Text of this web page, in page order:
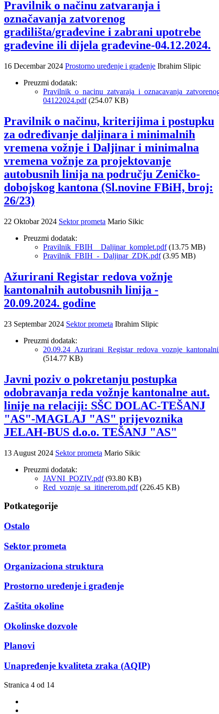
Pravilnik o načinu zatvaranja i
označavanja zatvorenog
gradilišta/građevine i zabrani upotrebe
građevine ili dijela građevine-04.12.2024.
16 Decembar 2024 Prostorno uređenje i građenje Ibrahim Slipic
Preuzmi dodatak:
04122024.pdf(254.07 KB)
Pravilnik o načinu, kriterijima i postupku
za određivanje daljinara i minimalnih
vremena vožnje i Daljinar i minimalna
vremena vožnje za projektovanje
autobusnih linija na području Zeničko-
dobojskog kantona (Sl.novine FBiH, broj:
26/23)
22 Oktobar 2024 Sektor prometa Mario Sikic
Preuzmi dodatak:
Pravilnik_FBIH__Daljinar_komplet.pdf(13.75 MB)
Pravilnik_FBIH_-_Daljinar_ZDK.pdf(3.95 MB)
Ažurirani Registar redova vožnje
kantonalnih autobusnih linija -
20.09.2024. godine
23 Septembar 2024 Sektor prometa Ibrahim Slipic
Preuzmi dodatak:
(514.77 KB)
Javni poziv o pokretanju postupka
odobravanja reda vožnje kantonalne aut.
linije na relaciji: SŠC DOLAC-TEŠANJ
"AS"-MAGLAJ "AS" prijevoznika
JELAH-BUS d.o.o. TEŠANJ "AS"
13 August 2024 Sektor prometa Mario Sikic
Preuzmi dodatak:
JAVNI_POZIV.pdf(93.80 KB)
Red_voznje_sa_itinererom.pdf(226.45 KB)
Potkategorije
Ostalo
Sektor prometa
Organizaciona struktura
Prostorno uređenje i građenje
Zaštita okoline
Okolinske dozvole
Planovi
Unapređenje kvaliteta zraka (AQIP)
Stranica 4 od 14